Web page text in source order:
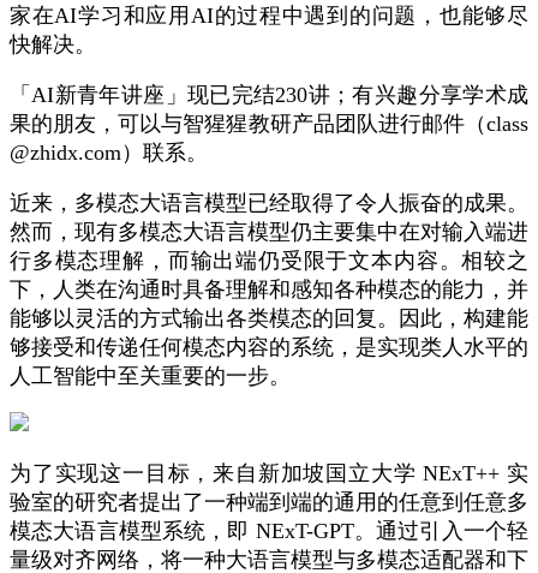
家在AI学习和应用AI的过程中遇到的问题，也能够尽
快解决。
「AI新青年讲座」现已完结230讲；有兴趣分享学术成
果的朋友，可以与智猩猩教研产品团队进行邮件（class
@zhidx.com）联系。
近来，多模态大语言模型已经取得了令人振奋的成果。
然而，现有多模态大语言模型仍主要集中在对输入端进
行多模态理解，而输出端仍受限于文本内容。相较之
下，人类在沟通时具备理解和感知各种模态的能力，并
能够以灵活的方式输出各类模态的回复。因此，构建能
够接受和传递任何模态内容的系统，是实现类人水平的
人工智能中至关重要的一步。
为了实现这一目标，来自新加坡国立大学 NExT++ 实
验室的研究者提出了一种端到端的通用的任意到任意多
模态大语言模型系统，即 NExT-GPT。通过引入一个轻
量级对齐网络，将一种大语言模型与多模态适配器和下